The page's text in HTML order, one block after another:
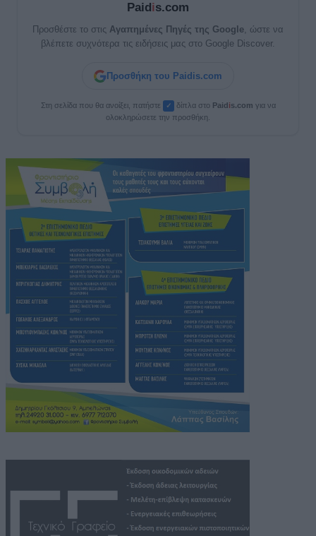
Paidis.com
Προσθέστε το στις Αγαπημένες Πηγές της Google, ώστε να
βλέπετε συχνότερα τις ειδήσεις μας στο Google Discover.
Προσθήκη του Paidis.com
Στη σελίδα που θα ανοίξει, πατήστε ✓ δίπλα στο Paidis.com για να
ολοκληρώσετε την προσθήκη.